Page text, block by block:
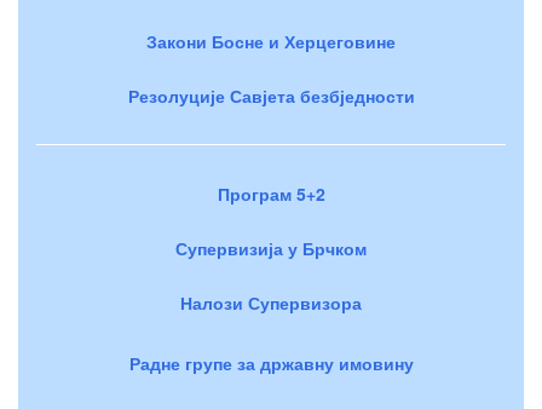
Закони Босне и Херцеговине
Резолуције Савјета безбједности
Програм 5+2
Супервизија у Брчком
Налози Супервизора
Радне групе за државну имовину